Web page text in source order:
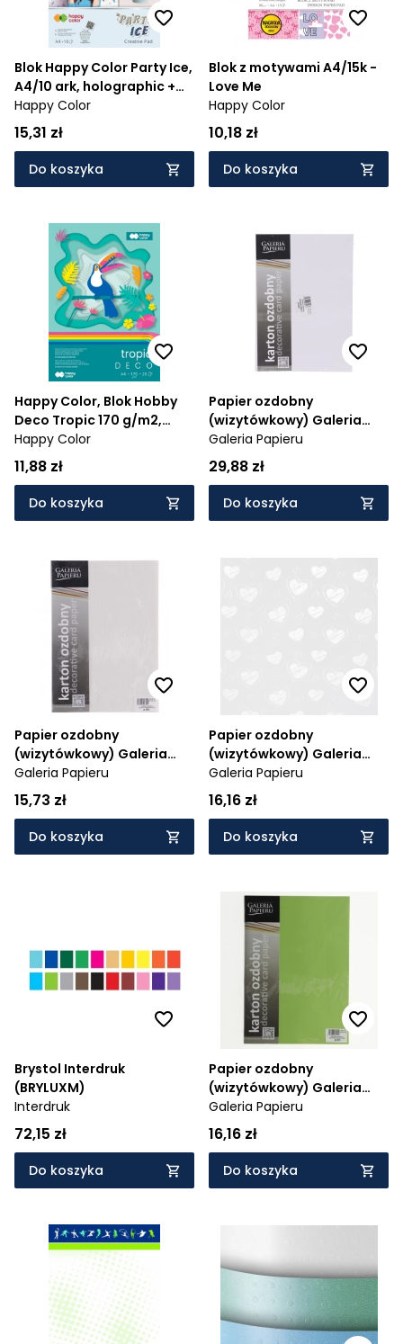
Blok Happy Color Party Ice,
A4/10 ark, holographic +
brokat
Happy Color
15,31 zł
Do koszyka
Blok z motywami A4/15k -
Love Me
Happy Color
10,18 zł
Do koszyka
Happy Color, Blok Hobby
Deco Tropic 170 g/m2,
A4/20 ark., 5 kolorów
Happy Color
11,88 zł
Do koszyka
Papier ozdobny
(wizytówkowy) Galeria
Papieru gładki A4 - biały
200 g (202831)
Galeria Papieru
29,88 zł
Do koszyka
Papier ozdobny
(wizytówkowy) Galeria
Papieru batyst perłowa
biel A4 - biały 220 g
(204203)
Galeria Papieru
15,73 zł
Do koszyka
Papier ozdobny
(wizytówkowy) Galeria
Papieru małe serca biały
A4 - biały 220 g (204201)
Galeria Papieru
16,16 zł
Do koszyka
Brystol Interdruk
(BRYLUXM)
Interdruk
72,15 zł
Do koszyka
Papier ozdobny
(wizytówkowy) Galeria
Papieru Millenium A4 -
zielony 220 g (200714)
Galeria Papieru
16,16 zł
Do koszyka